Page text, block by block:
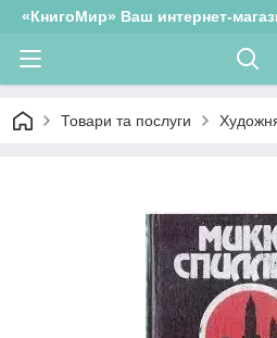
«КнигоМир» Ваш интернет-
Товари та послуги